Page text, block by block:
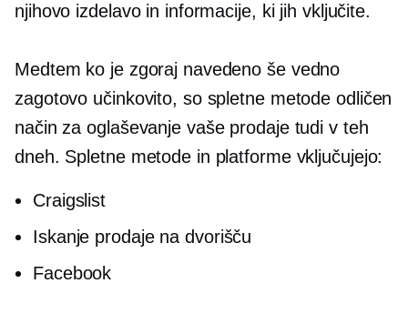
njihovo izdelavo in informacije, ki jih vključite.
Medtem ko je zgoraj navedeno še vedno
zagotovo učinkovito, so spletne metode odličen
način za oglaševanje vaše prodaje tudi v teh
dneh. Spletne metode in platforme vključujejo:
Craigslist
Iskanje prodaje na dvorišču
Facebook